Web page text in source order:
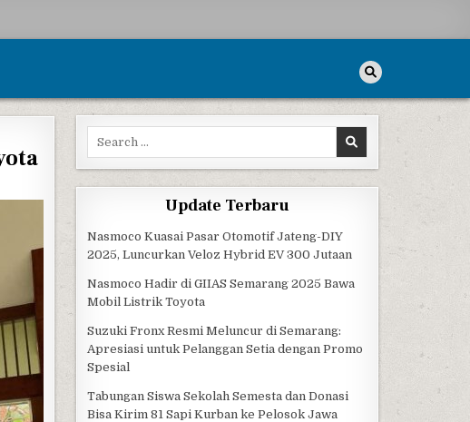
2025 BAWA MOBIL LISTRIK TOYOTA
Search for:
Update Terbaru
Nasmoco Kuasai Pasar Otomotif Jateng-DIY
2025, Luncurkan Veloz Hybrid EV 300 Jutaan
Nasmoco Hadir di GIIAS Semarang 2025 Bawa
Mobil Listrik Toyota
Suzuki Fronx Resmi Meluncur di Semarang:
Apresiasi untuk Pelanggan Setia dengan Promo
Spesial
Tabungan Siswa Sekolah Semesta dan Donasi
Bisa Kirim 81 Sapi Kurban ke Pelosok Jawa